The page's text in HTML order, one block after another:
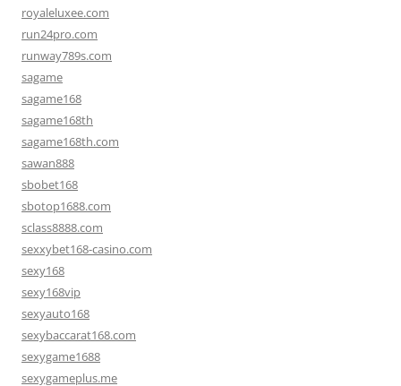
royaleluxee.com
run24pro.com
runway789s.com
sagame
sagame168
sagame168th
sagame168th.com
sawan888
sbobet168
sbotop1688.com
sclass8888.com
sexxybet168-casino.com
sexy168
sexy168vip
sexyauto168
sexybaccarat168.com
sexygame1688
sexygameplus.me